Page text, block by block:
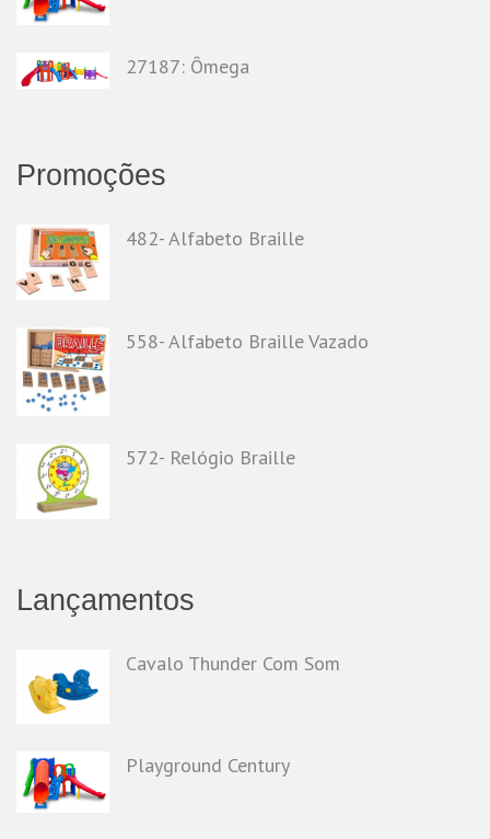
27187: Ômega
Promoções
482- Alfabeto Braille
558- Alfabeto Braille Vazado
572- Relógio Braille
Lançamentos
Cavalo Thunder Com Som
Playground Century